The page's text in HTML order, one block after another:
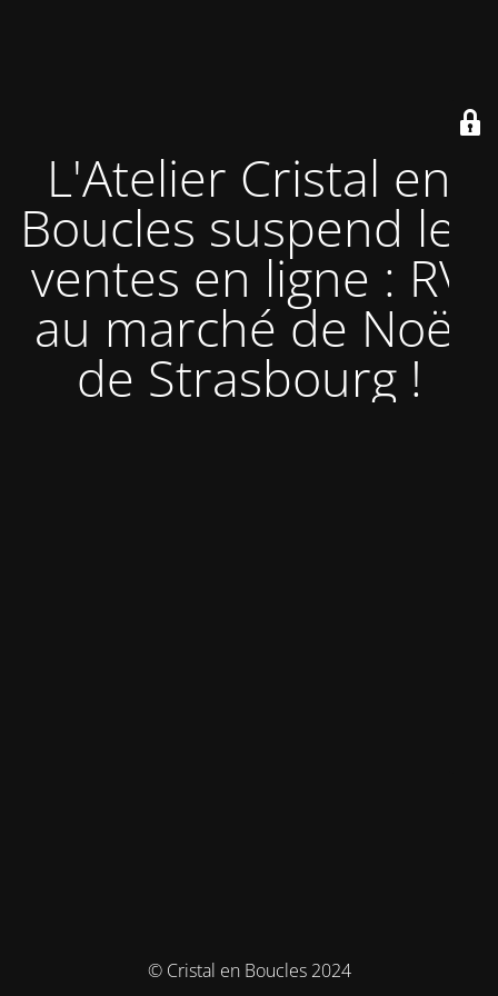
L'Atelier Cristal en
Boucles suspend les
ventes en ligne : RV
au marché de Noël
de Strasbourg !
© Cristal en Boucles 2024